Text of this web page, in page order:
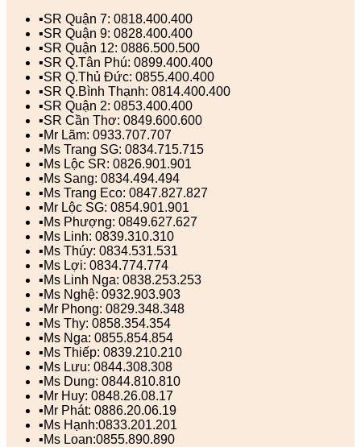
▪️SR Quận 7: 0818.400.400
▪️SR Quận 9: 0828.400.400
▪️SR Quận 12: 0886.500.500
▪️SR Q.Tân Phú: 0899.400.400
▪️SR Q.Thủ Đức: 0855.400.400
▪️SR Q.Bình Thạnh: 0814.400.400
▪️SR Quận 2: 0853.400.400
▪️SR Cần Thơ: 0849.600.600
▪️Mr Lãm: 0933.707.707
▪️Ms Trang SG: 0834.715.715
▪️Ms Lộc SR: 0826.901.901
▪️Ms Sang: 0834.494.494
▪️Ms Trang Eco: 0847.827.827
▪️Mr Lộc SG: 0854.901.901
▪️Ms Phượng: 0849.627.627
▪️Ms Linh: 0839.310.310
▪️Ms Thúy: 0834.531.531
▪️Ms Lợi: 0834.774.774
▪️Ms Linh Nga: 0838.253.253
▪️Ms Nghệ: 0932.903.903
▪️Mr Phong: 0829.348.348
▪️Ms Thy: 0858.354.354
▪️Ms Nga: 0855.854.854
▪️Ms Thiếp: 0839.210.210
▪️Ms Lưu: 0844.308.308
▪️Ms Dung: 0844.810.810
▪️Mr Huy: 0848.26.08.17
▪️Mr Phát: 0886.20.06.19
▪️Ms Hạnh:0833.201.201
▪️Ms Loan:0855.890.890